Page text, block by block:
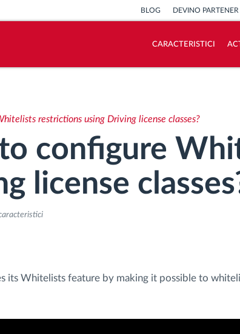
BLOG DEVINO PARTENER
CARACTERISTICI
timpilor de conducere
restrictions using Driving license classes?
configure
license
its Whitelists feature by making it possible to